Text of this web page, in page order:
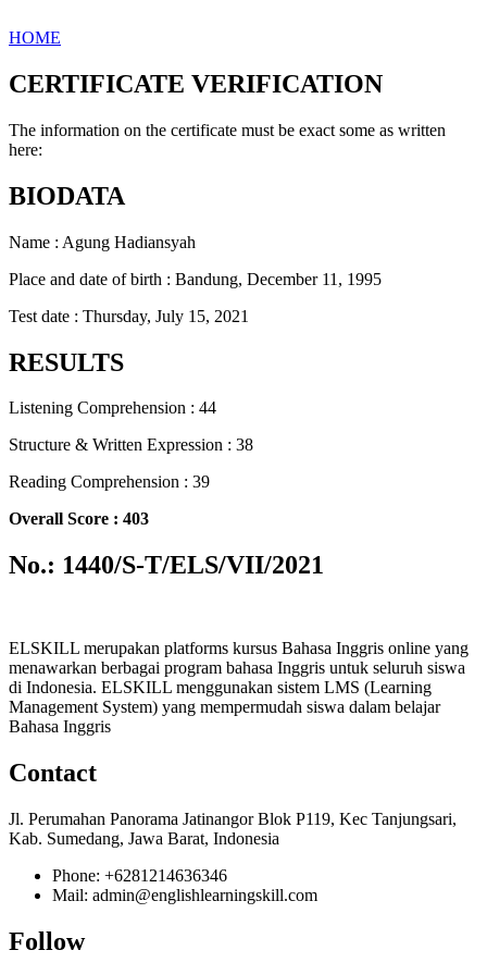
HOME
CERTIFICATE VERIFICATION
The information on the certificate must be exact some as written
here:
BIODATA
Name : Agung Hadiansyah
Place and date of birth : Bandung, December 11, 1995
Test date : Thursday, July 15, 2021
RESULTS
Listening Comprehension : 44
Structure & Written Expression : 38
Reading Comprehension : 39
Overall Score : 403
No.: 1440/S-T/ELS/VII/2021
ELSKILL merupakan platforms kursus Bahasa Inggris online yang
menawarkan berbagai program bahasa Inggris untuk seluruh siswa
di Indonesia. ELSKILL menggunakan sistem LMS (Learning
Management System) yang mempermudah siswa dalam belajar
Bahasa Inggris
Contact
Jl. Perumahan Panorama Jatinangor Blok P119, Kec Tanjungsari,
Kab. Sumedang, Jawa Barat, Indonesia
Phone: +6281214636346
Mail: admin@englishlearningskill.com
Follow